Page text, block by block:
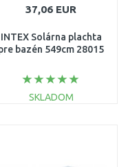
37,06 EUR
INTEX Solárna plachta
bazén 549cm 28015
SKLADOM